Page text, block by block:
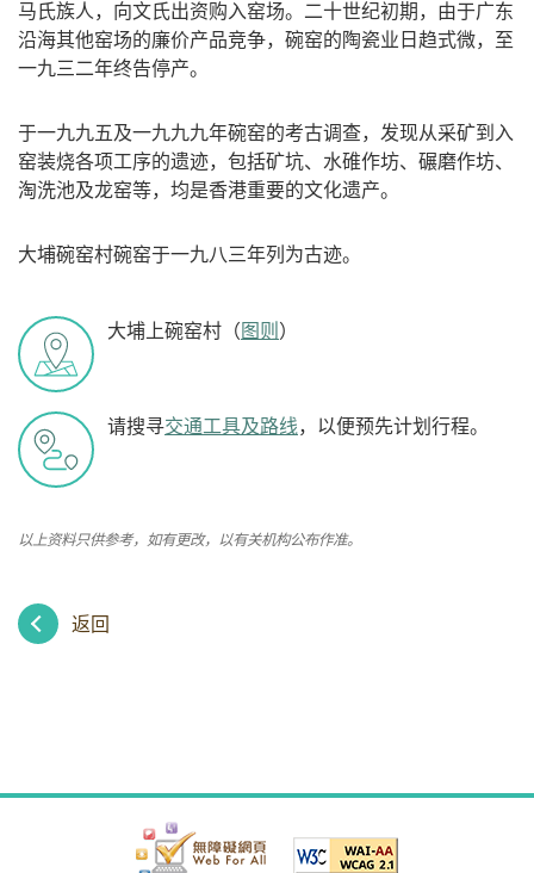
马氏族人，向文氏出资购入窑场。二十世纪初期，由于广东
沿海其他窑场的廉价产品竞争，碗窑的陶瓷业日趋式微，至
一九三二年终告停产。
于一九九五及一九九九年碗窑的考古调查，发现从采矿到入
窑装烧各项工序的遗迹，包括矿坑、水碓作坊、碾磨作坊、
淘洗池及龙窑等，均是香港重要的文化遗产。
大埔碗窑村碗窑于一九八三年列为古迹。
大埔上碗窑村（图则）
请搜寻交通工具及路线，以便预先计划行程。
以上资料只供参考，如有更改，以有关机构公布作准。
返回